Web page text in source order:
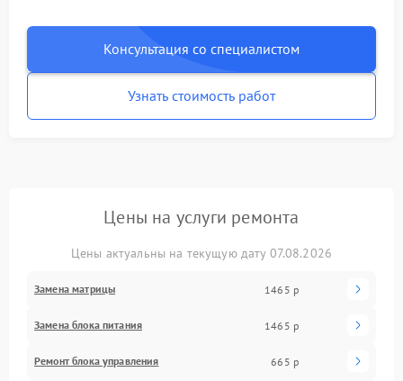
Консультация со специалистом
Узнать стоимость работ
Цены на услуги ремонта
Цены актуальны на текущую дату 07.08.2026
Замена матрицы 1465 р
Замена блока питания 1465 р
Ремонт блока управления 665 р